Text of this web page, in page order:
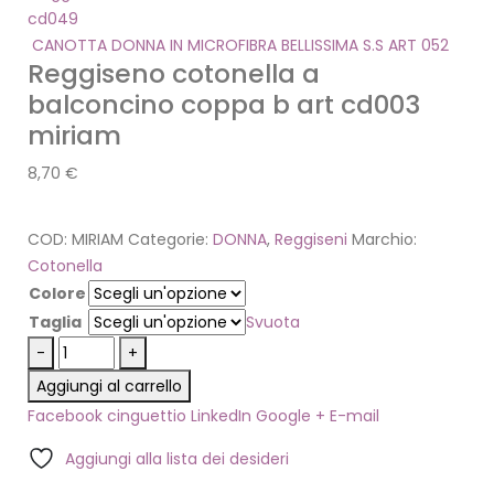
cd049
CANOTTA DONNA IN MICROFIBRA BELLISSIMA S.S ART 052
Reggiseno cotonella a
balconcino coppa b art cd003
miriam
8,70 €
COD: MIRIAM Categorie: DONNA, Reggiseni Marchio:
Cotonella
Colore
Taglia
Svuota
-
+
Aggiungi al carrello
Facebook cinguettio LinkedIn Google + E-mail
Aggiungi alla lista dei desideri